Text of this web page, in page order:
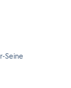
Seine